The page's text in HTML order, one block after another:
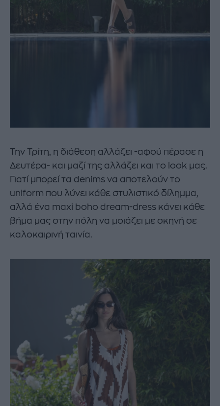
Την Τρίτη, η διάθεση αλλάζει -αφού πέρασε η
Δευτέρα- και μαζί της αλλάζει και το look μας.
Γιατί μπορεί τα denims να αποτελούν το
uniform που λύνει κάθε στυλιστικό δίλημμα,
αλλά ένα maxi boho dream-dress κάνει κάθε
βήμα μας στην πόλη να μοιάζει με σκηνή σε
καλοκαιρινή ταινία.